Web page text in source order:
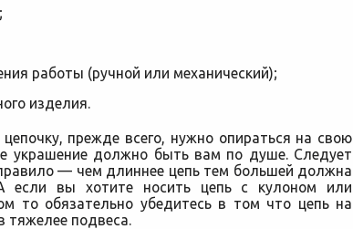
работы (ручной или механический);
изделия.
прежде всего, нужно опираться на свою
украшение должно быть вам по душе. Следует
— чем длиннее цепь тем большей должна
если вы хотите носить цепь с кулоном или
то обязательно убедитесь в том что цепь на
тяжелее подвеса.